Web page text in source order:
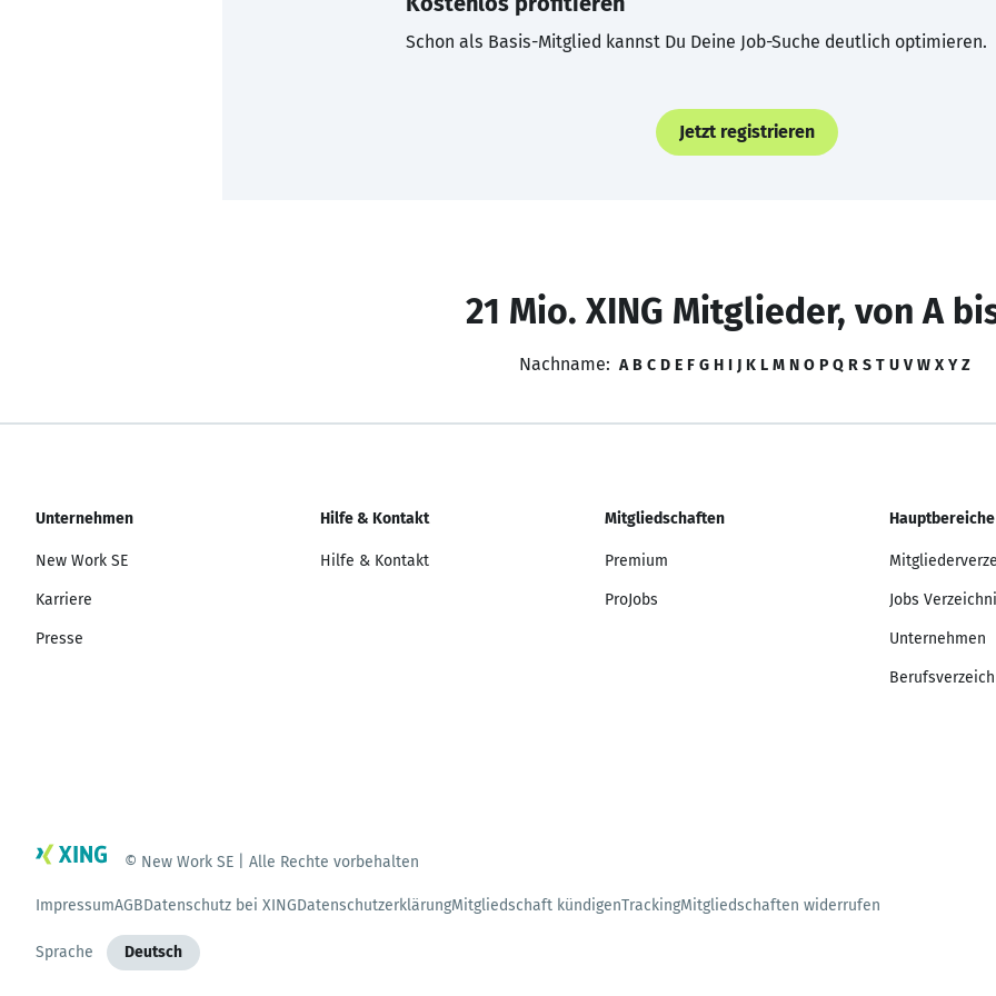
Schon als Basis-Mitglied kannst Du Deine Job-Suche deutlich optimieren.
Jetzt registrieren
21 Mio. XING Mitglieder, von A
Nachname: A B C D E F G H I J K L M N O P Q R S T U V W X Y Z
Unternehmen
New Work SE
Karriere
Presse
Hilfe & Kontakt
Hilfe & Kontakt
Mitgliedschaften
Premium
ProJobs
Hauptbereiche
Jobs
Unternehmen
© New Work SE | Alle Rechte vorbehalten
ImpressumAGBDatenschutz bei XINGDatenschutzerklärungMitgliedschaft kündigenTrackingMitgliedschaften widerrufen
Sprache Deutsch